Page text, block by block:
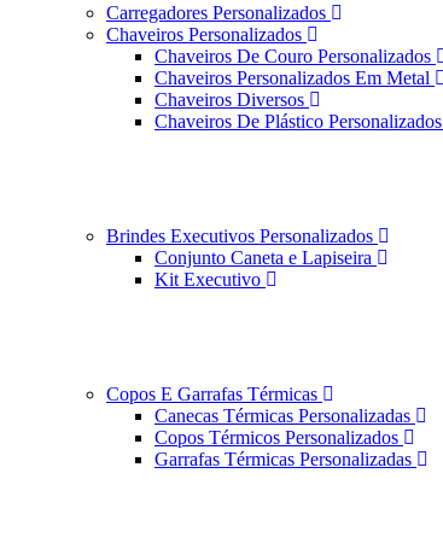
Carregadores Personalizados
Chaveiros Personalizados
Chaveiros De Couro Personalizados
Chaveiros Personalizados Em Metal
Chaveiros Diversos
Chaveiros De Plástico Personalizados
Brindes Executivos Personalizados
Conjunto Caneta e Lapiseira
Kit Executivo
Copos E Garrafas Térmicas
Canecas Térmicas Personalizadas
Copos Térmicos Personalizados
Garrafas Térmicas Personalizadas